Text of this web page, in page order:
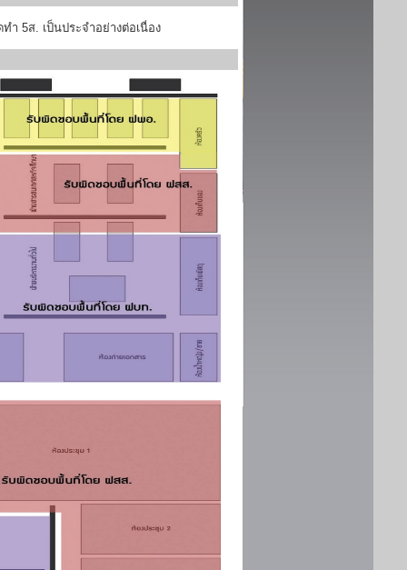
5ส. เป็นประจำอย่างต่อเนื่อง